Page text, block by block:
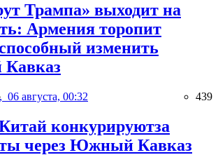
Трампа» выходит на
Армения торопит
изменить
06 августа, 00:32 439
конкурируютза
через Южный Кавказ